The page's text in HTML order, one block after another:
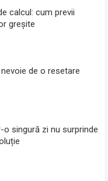
calcul: cum previi
greșite
de o resetare
singură zi nu surprinde